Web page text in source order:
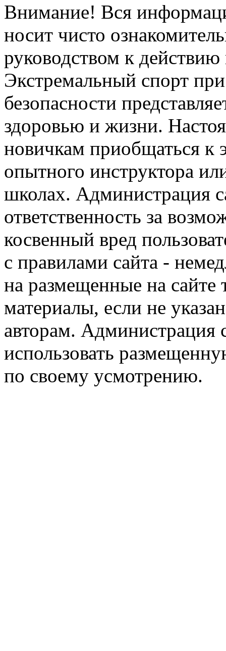
Внимание! Вся
носит чисто
руководством к
Экстремальный спорт
безопасности
здоровью и жизни.
новичкам приобщаться к
опытного инструктора
школах. Администрация
ответственность за
косвенный вред
с правилами сайта -
на размещенные на сайте
материалы, если не
авторам. Администрация
использовать
по своему усмотрению.